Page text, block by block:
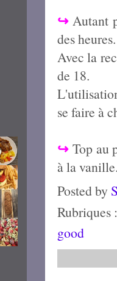
↪Autant
des heures.
Avec la
de 18.
se faire à
↪Top au
à la
Posted by
Rubriques
good